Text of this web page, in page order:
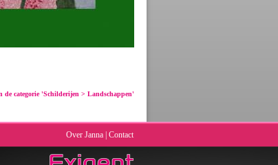
categorie 'Schilderijen > Landschappen'
Over Janna Contact